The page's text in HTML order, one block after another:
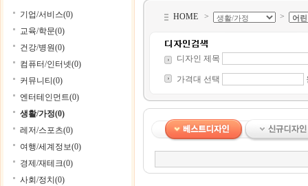
기업/서비스(0)
교육/학문(0)
건강/병원(0)
컴퓨터/인터넷(0)
커뮤니티(0)
엔터테인먼트(0)
생활/가정(0)
레저/스포츠(0)
여행/세계정보(0)
경제/재테크(0)
사회/정치(0)
HOME > >
디자인 제목
가격대 선택